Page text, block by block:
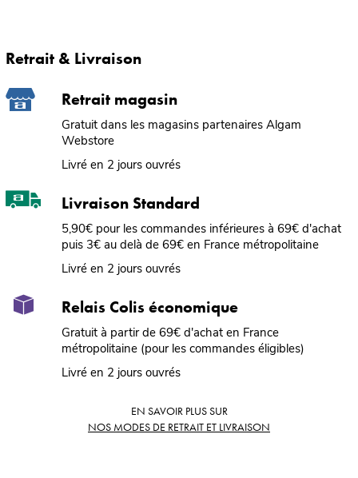
Retrait & Livraison
Retrait magasin
Gratuit dans les magasins partenaires Algam
Webstore
Livré en 2 jours ouvrés
Livraison Standard
5,90€ pour les commandes inférieures à 69€ d'achat
puis 3€ au delà de 69€ en France métropolitaine
Livré en 2 jours ouvrés
Relais Colis économique
Gratuit à partir de 69€ d'achat en France
métropolitaine (pour les commandes éligibles)
Livré en 2 jours ouvrés
EN SAVOIR PLUS SUR
NOS MODES DE RETRAIT ET LIVRAISON